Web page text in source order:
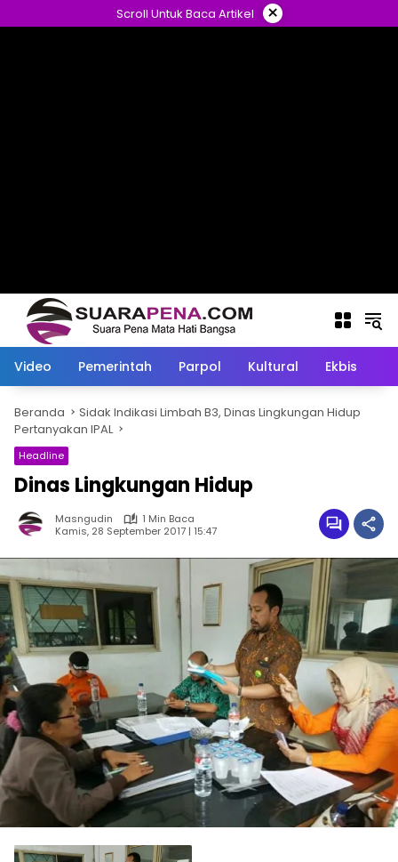
ke
Scroll Untuk Baca Artikel ×
Video Pemerintah Parpol Kultural Ekbis
Beranda
Sidak Indikasi Limbah B3, Dinas Lingkungan Hidup
Pertanyakan IPAL
Headline
Dinas Lingkungan Hidup
Masngudin
1 Min Baca
Kamis, 28 September 2017 | 15:47